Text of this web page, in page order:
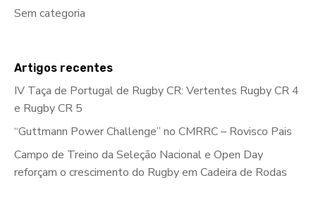
Sem categoria
Artigos recentes
IV Taça de Portugal de Rugby CR: Vertentes Rugby CR 4
e Rugby CR 5
“Guttmann Power Challenge” no CMRRC – Rovisco Pais
Campo de Treino da Seleção Nacional e Open Day
reforçam o crescimento do Rugby em Cadeira de Rodas